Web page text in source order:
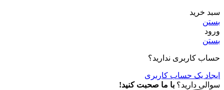
سبد خرید
بستن
ورود
بستن
حساب کاربری ندارید؟
ایجاد یک حساب کاربری
سوالی دارید؟ با ما صحبت کنید!